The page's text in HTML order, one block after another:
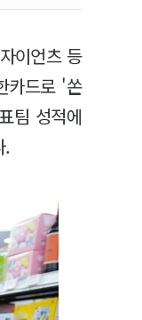
이언츠 등
카드로 '쏜
팀 성적에
.